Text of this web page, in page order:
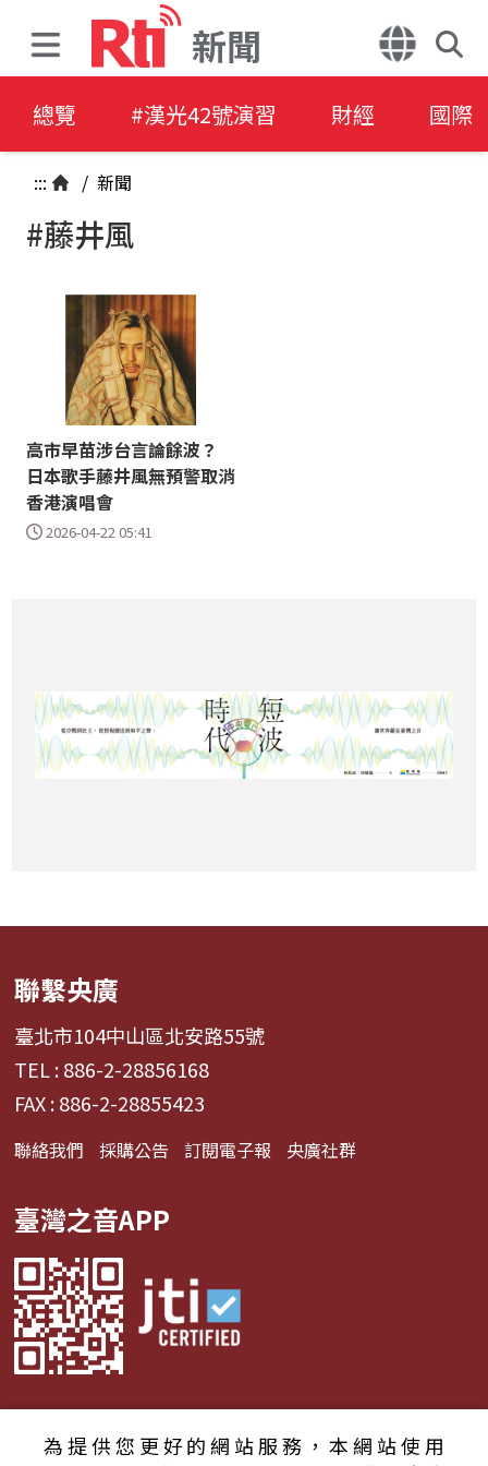
新聞
總覽 #漢光42號演習 財經 國際
::: / 新聞
#藤井風
高市早苗涉台言論餘波？
日本歌手藤井風無預警取消
香港演唱會
2026-04-22 05:41
聯繫央廣
臺北市104中山區北安路55號
TEL : 886-2-28856168
FAX : 886-2-28855423
聯絡我們 採購公告 訂閱電子報 央廣社群
臺灣之音APP
為提供您更好的網站服務，本網站使用